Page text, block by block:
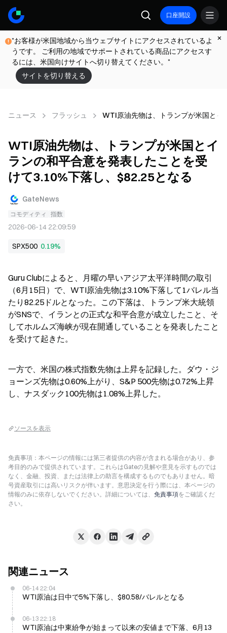
口座開設
"お客様が米国地域から当ウェブサイトにアクセスされているよ
うです。 ご利用の地域でサポートされている商品にアクセスす
るには、米国向けサイトへ切り替えてください。"
サイトを切り替える
ニュース フラッシュ WTI原油先物は、トランプが米国とイ
WTI原油先物は、トランプが米国とイ
ランの和平合意を発表したことを受
けて3.10%下落し、$82.25となる
GateNews
コモディティ 指数
2026-06-14 22:09:59
SPX500 0.19%
Guru Clubによると、月曜の早いアジア太平洋時間の取引
（6月15日）で、WTI原油先物は3.10%下落して1バレル当
たり82.25ドルとなった。この下落は、トランプ米大統領
がSNSで、イランとの正式な和平合意が成立したこと、そ
してホルムズ海峡が現在開通していることを発表したこと
を受けて起きた。
一方で、米国の株式指数先物は上昇を記録した。ダウ・ジ
ョーンズ先物は0.60%上がり、S&P 500先物は0.72%上昇
し、ナスダック100先物は1.08%上昇した。
ソースを表示
免責事項：本ページの情報には第三者提供の内容が含まれる場合があり、参
考目的のみで提供されています。これらはGateの見解や意見を示すものでは
なく、金融、投資、または法律上の助言を構成するものでもありません。暗
号資産取引には高いリスクが伴います。意思決定を行う際には、本ページの
情報のみに依存しないでください。詳細については、 免責事項をご確認くだ
さい。
関連ニュース
06-14 22:04
WTI原油は日中で5%下落し、$80.58/バレルとなる
06-13 22:18
WTI原油は中東紛争が始まって以来の安値まで下落、6月13